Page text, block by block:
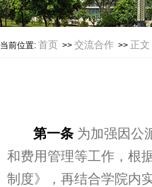
当前位置: 首页 >> 交流合作 >> 正文
第一条 为加强因公
和费用管理等工作，根
制度》，再结合学院内